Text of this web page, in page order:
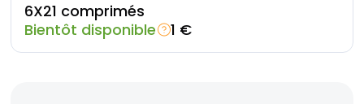
6X21 comprimés
Bientôt disponible
1 €